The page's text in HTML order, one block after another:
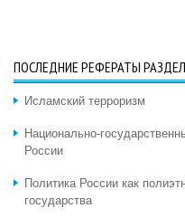
ПОСЛЕДНИЕ РЕФЕРАТЫ
Исламский терроризм
Национально-
России
Политика России как
государства